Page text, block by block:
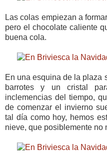
Las colas empiezan a
pero el chocolate caliente
buena cola.
En una esquina de la plaza
barrotes y un cristal
inclemencias del tiempo,
de comenzar el invierno
tal día como hoy, hemos
nieve, que posiblemente no